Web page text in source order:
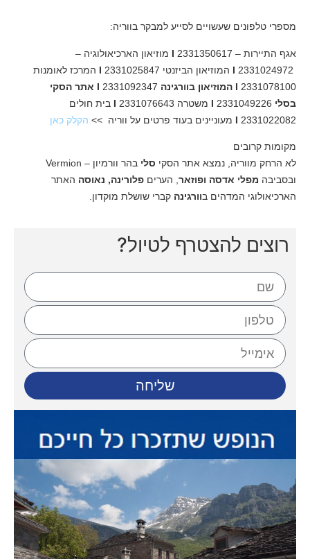
רוצים להצטרף לטיול?
שליחה
מספרי טלפונים שעשויים לסייע למבקר בווריה:
אגף התיירות – 2331350617 I מוזיאון הארכיאולוגיה –
I המוזיאון הביזנטי 2331025847 I המרכז לאומנות
2331078100
I המוזיאון בוורגינה I אתר הסקי
בסלי 2331049226
I משטרה 2331076643 I בית חולים
2331022082
מעוניינים בעוד פרטים על ווריה >> הקלק כאן
מקומות קרובים
לא הרחק מווריה, נמצא אתר הסקי סלי
בהר וורמיון – Vermion
ובסביבה מפלי אדסה ופוזאר , הערים פלורינה, נאוסה האתר
הארכיאולוגי המדהים בוורגינה קברי שושלת מוקדון.